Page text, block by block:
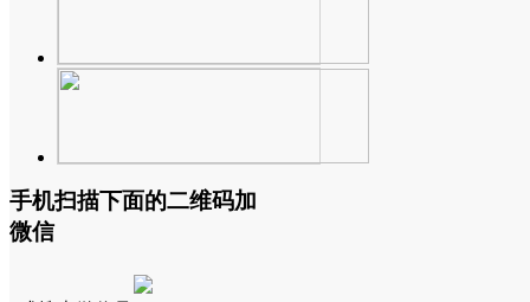
手机扫描下面的二维码加
微信